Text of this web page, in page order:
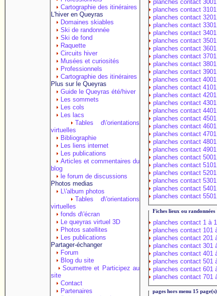
Cartographie des itinéraires
L'hiver en Queyras
Domaines skiables
Ski de randonnée
Ski de fond
Raquette
Circuits hiver
Musées et curiosités
Professionnels
Cartographie des itinéraires
Plus sur le Queyras
Guide le Queyras été/hiver
Les sommets
Les cols
Les lacs
Tables d\'orientations
virtuelles
Bibliographie
Les liens internet
Les publications
Articles et commentaires du
blog
le forum de discussions
Photos medias
L\'album photos
Tables d\'orientations
virtuelles
fonds d\'écran
Le queyras virtuel 3D
Photos satellites
Les publications
Partager-échanger
Forum
Blog du site
Soumettre et Participez au
site
Contact
Partenaires
planches contact
planches contact
planches contact
planches contact
planches contact
planches contact
planches contact
planches contact
planches contact
planches contact
planches contact
planches contact
planches contact
planches contact
planches contact
planches contact
planches contact
planches contact
planches contact
planches contact
planches contact
planches contact
planches contact
planches contact
planches contact
planches contact
Fiches lieux ou randonnées
planches contact 1 à
planches contact 101
planches contact 201
planches contact 301
planches contact 401
planches contact 501
planches contact 601
planches contact 701
pages hors menu 15